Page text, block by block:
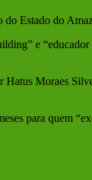
Estado do
e
Moraes
para quem